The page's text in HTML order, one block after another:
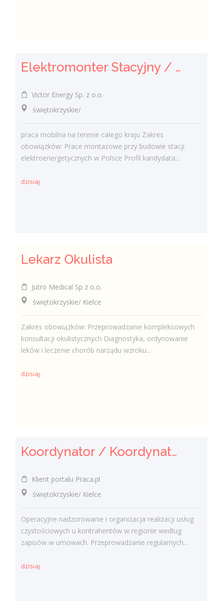
Elektromonter Stacyjny / Elektromonterka Stacyjna (K/M)
Victor Energy Sp. z o.o.
świętokrzyskie/
praca mobilna na terenie całego kraju Zakres
obowiązków: Prace montażowe przy budowie stacji
elektroenergetycznych w Polsce Profil kandydata:...
dzisiaj
Lekarz Okulista
Jutro Medical Sp z o.o.
świętokrzyskie/ Kielce
Zakres obowiązków: Przeprowadzanie kompleksowych
konsultacji okulistycznych Diagnostyka, ordynowanie
leków i leczenie chorób narządu wzroku...
dzisiaj
Koordynator / Koordynatorka Usług Serwisowych i Zespołów Terenowych
Klient portalu Praca.pl
świętokrzyskie/ Kielce
Operacyjne nadzorowanie i organizacja realizacji usług
czystościowych u kontrahentów w regionie według
zapisów w umowach. Przeprowadzanie regularnych...
dzisiaj